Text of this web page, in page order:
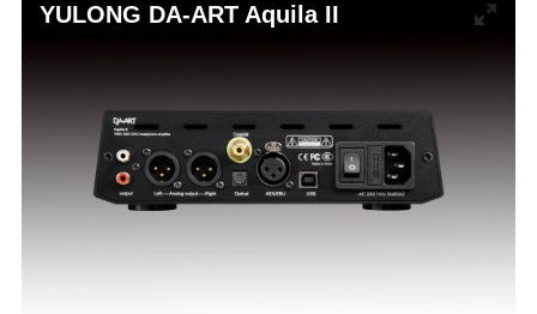
YULONG DA-ART Aquila II